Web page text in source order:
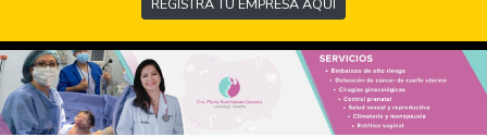
REGISTRA TU EMPRESA AQUÍ